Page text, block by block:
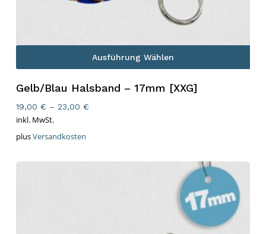
Ausführung Wählen
Gelb/Blau Halsband – 17mm [XXG]
19,00 € – 23,00 €
inkl. MwSt.
plusVersandkosten